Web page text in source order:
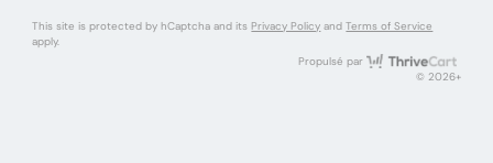
This site is protected by hCaptcha and itsPrivacy Policy andTerms of Service
apply.
Propulsé par
© 2026+